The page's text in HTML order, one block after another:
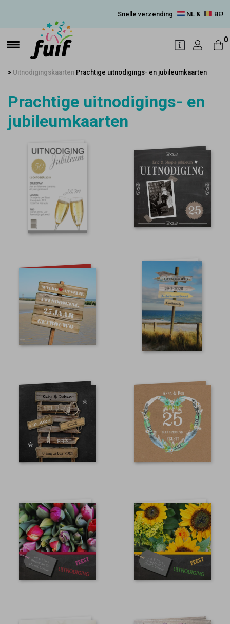
Snelle verzending NL & BE!
0
> Uitnodigingskaarten Prachtige uitnodigings- en jubileumkaarten
Prachtige uitnodigings- en
jubileumkaarten